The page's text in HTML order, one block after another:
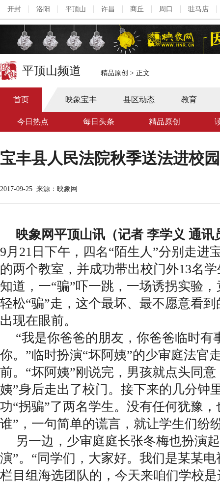
开封 洛阳 平顶山 许昌 商丘 周口 驻马店
平顶山频道 精品原创 > 正文
首页 映象宝丰 县区动态 教育
今日热点 每日头条 精品原创
宝丰县人民法院秋季送法进校园
2017-09-25 来源：映象网
映象网平顶山讯（记者 李学义 通讯
9月21日下午，四名“陌生人”分别走进
的两个教室，并成功带出校门外13名
知道，一“骗”吓一跳，一场诱拐实验
轻松“骗”走，这个最坏、最不愿意看
出现在眼前。
“我是你爸爸的朋友，你爸爸临时有
你。”临时扮演“坏阿姨”的少审庭法官
前。“坏阿姨”刚说完，男孩就点头同
姨”身后走出了校门。接下来的几分钟
功“拐骗”了两名学生。没有任何犹豫
谁”，一句简单的谎言，就让学生们纷
另一边，少审庭庭长张冬梅也扮演
演”。“同学们，大家好。我们是某某
栏目组海选团队的，今天来咱们学校